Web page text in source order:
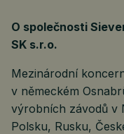
O společnosti
SK s.r.o.
Mezinárodní
v německém
výrobních závodů v
Polsku, Rusku,